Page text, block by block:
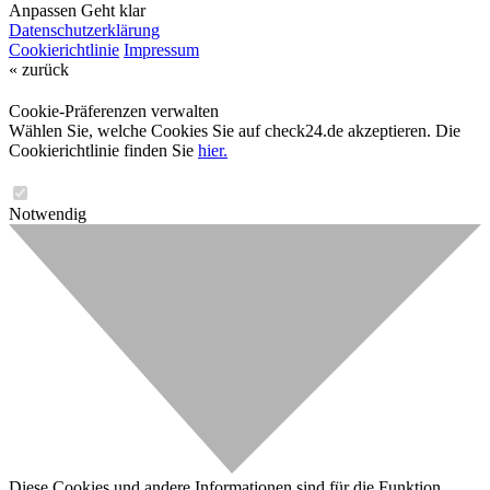
Anpassen Geht klar
Datenschutzerklärung
Cookierichtlinie Impressum
« zurück
Cookie-Präferenzen verwalten
Wählen Sie, welche Cookies Sie auf check24.de akzeptieren. Die
Cookierichtlinie finden Sie hier.
Notwendig